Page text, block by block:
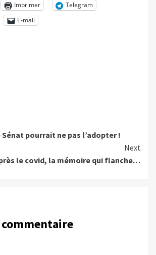
Imprimer
Telegram
E-mail
Sénat pourrait ne pas l’adopter !
Next
le covid, la mémoire qui flanche…
commentaire